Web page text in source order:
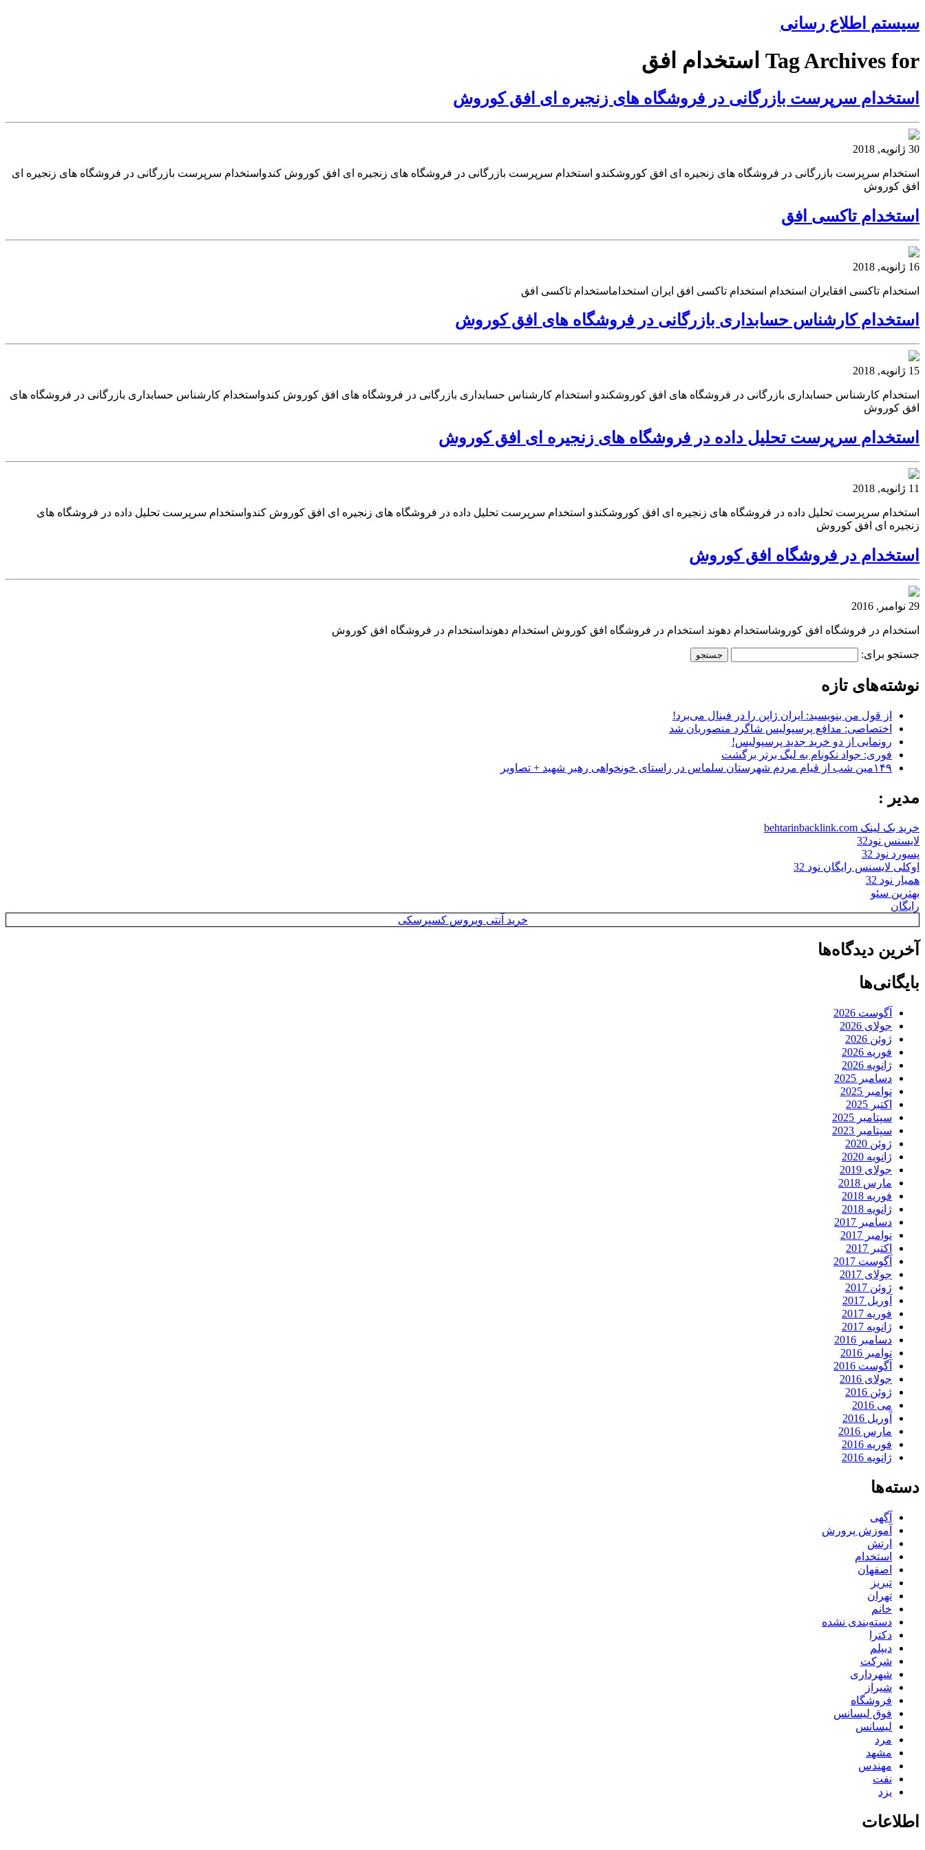
سیستم اطلاع رسانی
Tag Archives for استخدام افق
استخدام سرپرست بازرگانی در فروشگاه های زنجیره ای افق کوروش
30 ژانویه, 2018
استخدام سرپرست بازرگانی در فروشگاه های زنجیره ای افق کوروشکندو استخدام سرپرست بازرگانی در فروشگاه های زنجیره ای افق کوروش کندواستخدام سرپرست بازرگانی در فروشگاه های زنجیره ای
افق کوروش
استخدام تاکسی افق
16 ژانویه, 2018
استخدام تاکسی افقایران استخدام استخدام تاکسی افق ایران استخداماستخدام تاکسی افق
استخدام کارشناس حسابداری بازرگانی در فروشگاه های افق کوروش
15 ژانویه, 2018
استخدام کارشناس حسابداری بازرگانی در فروشگاه های افق کوروشکندو استخدام کارشناس حسابداری بازرگانی در فروشگاه های افق کوروش کندواستخدام کارشناس حسابداری بازرگانی در فروشگاه های
افق کوروش
استخدام سرپرست تحلیل داده در فروشگاه های زنجیره ای افق کوروش
11 ژانویه, 2018
استخدام سرپرست تحلیل داده در فروشگاه های زنجیره ای افق کوروشکندو استخدام سرپرست تحلیل داده در فروشگاه های زنجیره ای افق کوروش کندواستخدام سرپرست تحلیل داده در فروشگاه های
زنجیره ای افق کوروش
استخدام در فروشگاه افق کوروش
29 نوامبر, 2016
استخدام در فروشگاه افق کوروشاستخدام دهوند استخدام در فروشگاه افق کوروش استخدام دهونداستخدام در فروشگاه افق کوروش
جستجو برای:
نوشته‌های تازه
از قول من بنویسید: ایران ژاپن را در فینال می‌برد!
اختصاصی: مدافع پرسپولیس شاگرد منصوریان شد
رونمایی از دو خرید جدید پرسپولیس!
فوری: جواد نکونام به لیگ برتر برگشت
۱۴۹مین شب از قیام مردم شهرستان سلماس در راستای خونخواهی رهبر شهید + تصاویر
مدیر :
خرید بک لینک behtarinbacklink.com
لایسنس نود32
پسورد نود 32
اوکلی لایسنس رایگان نود 32
همیار نود 32
بهترین سئو
رایگان
خرید آنتی ویروس کسپرسکی
آخرین دیدگاه‌ها
بایگانی‌ها
آگوست 2026
جولای 2026
ژوئن 2026
فوریه 2026
ژانویه 2026
دسامبر 2025
نوامبر 2025
اکتبر 2025
سپتامبر 2025
سپتامبر 2023
ژوئن 2020
ژانویه 2020
جولای 2019
مارس 2018
فوریه 2018
ژانویه 2018
دسامبر 2017
نوامبر 2017
اکتبر 2017
آگوست 2017
جولای 2017
ژوئن 2017
آوریل 2017
فوریه 2017
ژانویه 2017
دسامبر 2016
نوامبر 2016
آگوست 2016
جولای 2016
ژوئن 2016
می 2016
آوریل 2016
مارس 2016
فوریه 2016
ژانویه 2016
دسته‌ها
آگهی
آموزش پرورش
ارتش
استخدام
اصفهان
تبریز
تهران
خانم
دسته‌بندی نشده
دکترا
دیپلم
شرکت
شهرداری
شیراز
فروشگاه
فوق لیسانس
لیسانس
مرد
مشهد
مهندس
نفت
یزد
اطلاعات